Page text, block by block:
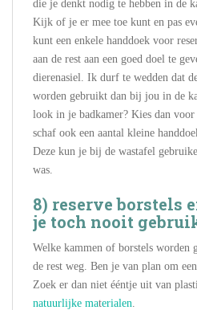
die je denkt nodig te hebben in de
Kijk of je er mee toe kunt en pas
kunt een enkele handdoek voor
aan de rest aan een goed doel te
dierenasiel. Ik durf te wedden dat
worden gebruikt dan bij jou in de
look in je badkamer? Kies dan
schaf ook een aantal kleine
Deze kun je bij de wastafel
was.
8) reserve borstels
je toch nooit
Welke kammen of borstels worden
de rest weg. Ben je van plan om
Zoek er dan niet ééntje uit van
natuurlijke materialen